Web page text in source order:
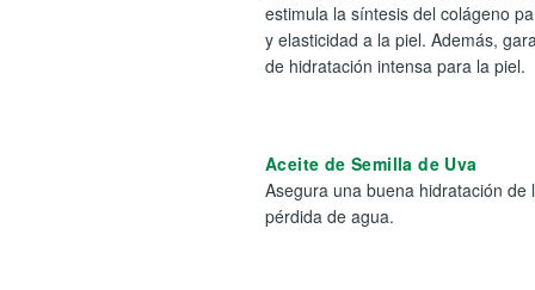
estimula la síntesis del colágeno
y elasticidad a la piel. Además,
de hidratación intensa para la piel.
Aceite de Semilla de Uva
Asegura una buena hidratación de
pérdida de agua.